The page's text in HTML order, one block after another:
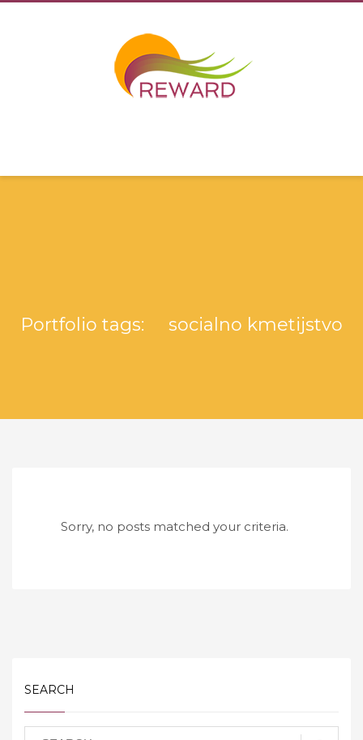
Portfolio tags: socialno kmetijstvo
Sorry, no posts matched your criteria.
SEARCH